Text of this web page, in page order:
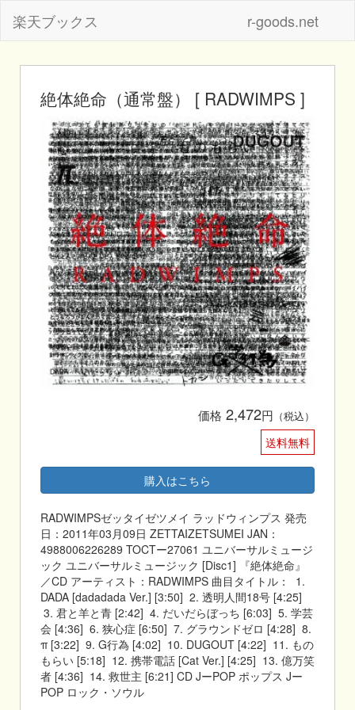
楽天ブックス r-goods.net
絶体絶命（通常盤） [ RADWIMPS ]
価格 2,472円 （税込）
送料無料
購入はこちら
RADWIMPSゼッタイゼツメイ ラッドウィンプス 発売
日：2011年03月09日 ZETTAIZETSUMEI JAN：
4988006226289 TOCTー27061 ユニバーサルミュージ
ック ユニバーサルミュージック [Disc1] 『絶体絶命』
／CD アーティスト：RADWIMPS 曲目タイトル： 1.
DADA [dadadada Ver.] [3:50] 2. 透明人間18号 [4:25]
3. 君と羊と青 [2:42] 4. だいだらぼっち [6:03] 5. 学芸
会 [4:36] 6. 狭心症 [6:50] 7. グラウンドゼロ [4:28] 8.
π [3:22] 9. G行為 [4:02] 10. DUGOUT [4:22] 11. もの
もらい [5:18] 12. 携帯電話 [Cat Ver.] [4:25] 13. 億万笑
者 [4:36] 14. 救世主 [6:21] CD JーPOP ポップス Jー
POP ロック・ソウル